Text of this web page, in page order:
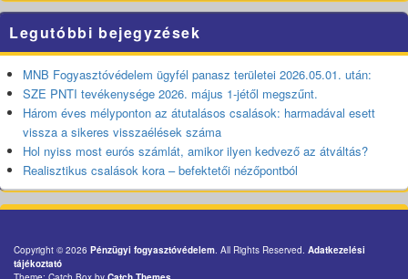
Legutóbbi bejegyzések
MNB Fogyasztóvédelem ügyfél panasz területei 2026.05.01. után:
SZE PNTI tevékenysége 2026. május 1-jétől megszűnt.
Három éves mélyponton az átutalásos csalások: harmadával esett
vissza a sikeres visszaélések száma
Hol nyiss most eurós számlát, amikor ilyen kedvező az átváltás?
Realisztikus csalások kora – befektetői nézőpontból
Copyright © 2026 Pénzügyi fogyasztóvédelem . All Rights Reserved. Adatkezelési
tájékoztató